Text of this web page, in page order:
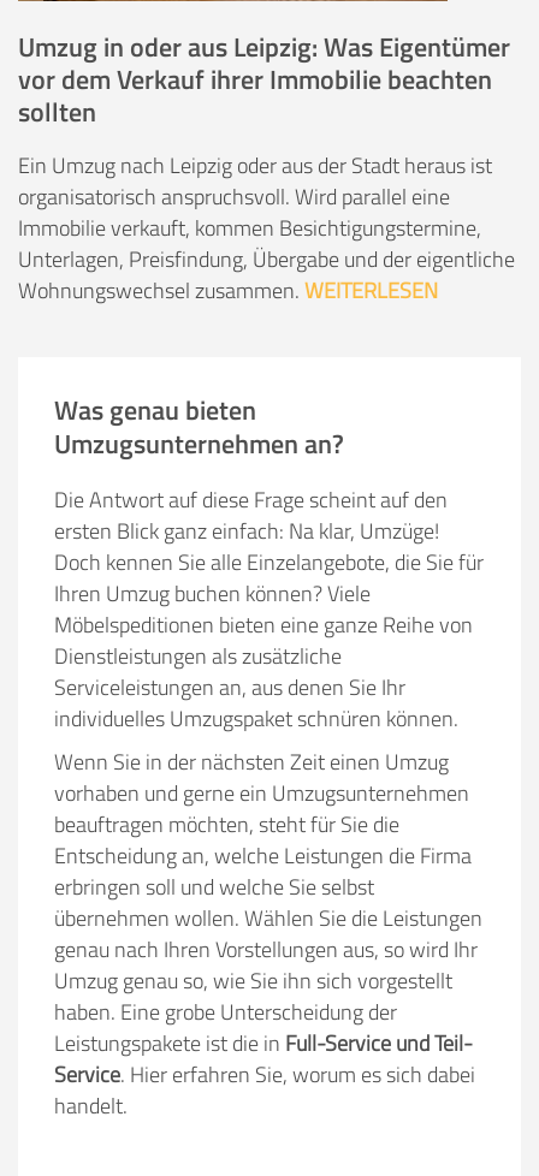
Umzug in oder aus Leipzig: Was Eigentümer
vor dem Verkauf ihrer Immobilie beachten
sollten
Ein Umzug nach Leipzig oder aus der Stadt heraus ist
organisatorisch anspruchsvoll. Wird parallel eine
Immobilie verkauft, kommen Besichtigungstermine,
Unterlagen, Preisfindung, Übergabe und der eigentliche
Wohnungswechsel zusammen.WEITERLESEN
Was genau bieten
Umzugsunternehmen an?
Die Antwort auf diese Frage scheint auf den
ersten Blick ganz einfach: Na klar, Umzüge!
Doch kennen Sie alle Einzelangebote, die Sie für
Ihren Umzug buchen können? Viele
Möbelspeditionen bieten eine ganze Reihe von
Dienstleistungen als zusätzliche
Serviceleistungen an, aus denen Sie Ihr
individuelles Umzugspaket schnüren können.
Wenn Sie in der nächsten Zeit einen Umzug
vorhaben und gerne ein Umzugsunternehmen
beauftragen möchten, steht für Sie die
Entscheidung an, welche Leistungen die Firma
erbringen soll und welche Sie selbst
übernehmen wollen. Wählen Sie die Leistungen
genau nach Ihren Vorstellungen aus, so wird Ihr
Umzug genau so, wie Sie ihn sich vorgestellt
haben. Eine grobe Unterscheidung der
Leistungspakete ist die in Full-Service und Teil-
Service. Hier erfahren Sie, worum es sich dabei
handelt.